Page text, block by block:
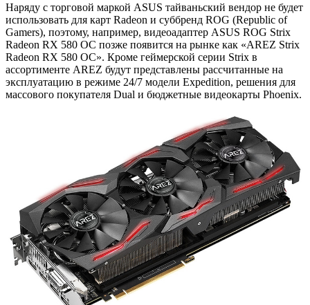
Наряду с торговой маркой ASUS тайваньский вендор не будет
использовать для карт Radeon и суббренд ROG (Republic of
Gamers), поэтому, например, видеоадаптер ASUS ROG Strix
Radeon RX 580 OC позже появится на рынке как «AREZ Strix
Radeon RX 580 OC». Кроме геймерской серии Strix в
ассортименте AREZ будут представлены рассчитанные на
эксплуатацию в режиме 24/7 модели Expedition, решения для
массового покупателя Dual и бюджетные видеокарты Phoenix.